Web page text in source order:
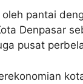
pantai
Denpasar
pusat